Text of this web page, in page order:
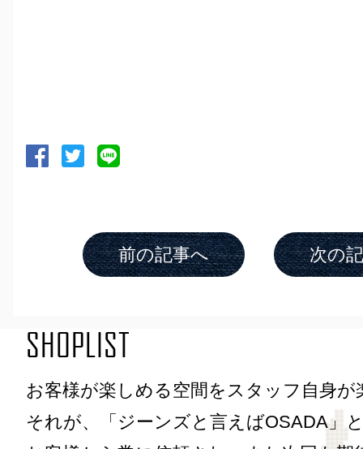
前の記事へ 次の
SHOPLIST
お客様が楽しめる空間をスタッフ自身が
それが、「ジーンズと言えばOSADA」